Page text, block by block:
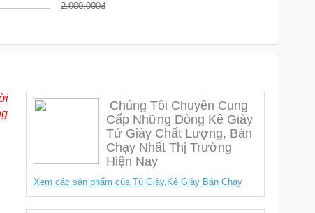
2.000.000đ
Chúng Tôi Chuyên Cung
Cấp Những Dòng Kê Giày
Tử Giày Chất Lượng, Bán
Chạy Nhất Thị Trường
Hiện Nay
Xem các sản phẩm của Tủ Giày,Kệ Giày Bán Chạy